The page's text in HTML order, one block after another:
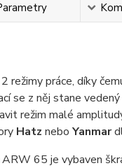
režimy práce, díky
se z něj stane
režim malé
Hatz nebo Yanmar
65 je vybaven